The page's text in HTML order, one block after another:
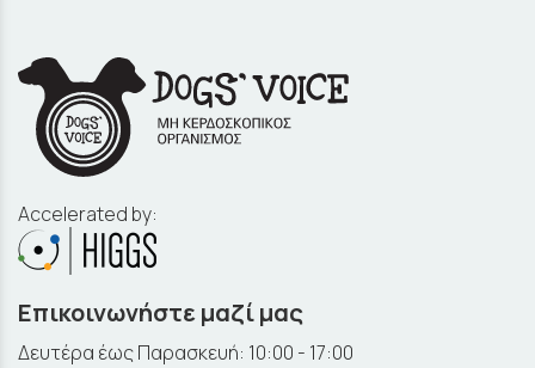
Accelerated by:
Επικοινωνήστε μαζί μας
Δευτέρα έως Παρασκευή: 10:00 - 17:00